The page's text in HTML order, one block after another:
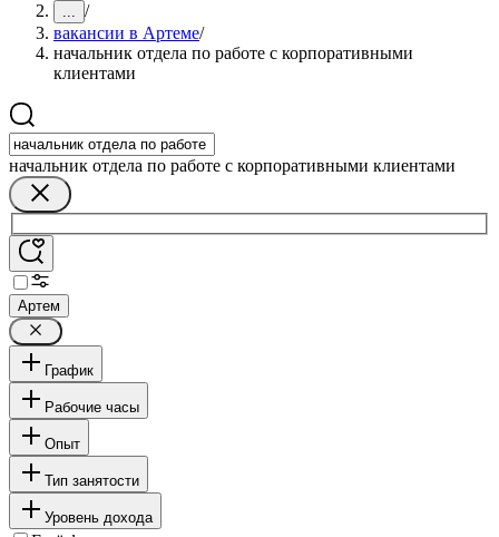
... /
вакансии в Артеме/
начальник отдела по работе с корпоративными
клиентами
начальник отдела по работе с корпоративными клиентами
Артем
График
Рабочие часы
Опыт
Тип занятости
Уровень дохода